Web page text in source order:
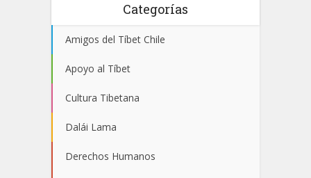
Categorías
Amigos del Tíbet Chile
Apoyo al Tíbet
Cultura Tibetana
Dalái Lama
Derechos Humanos